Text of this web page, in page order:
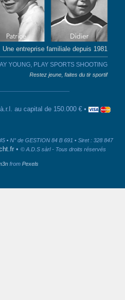
Une entreprise familiale depuis 1981
YOUNG, PLAY SPORTS SHOOTING
Restez jeune, faites du tir sportif
au capital de 150.000 € •
• N° de GESTION 84 B 691 • Siret : 328 847
• © A.D.S sàrl - Tous droits réservés
from Pexels